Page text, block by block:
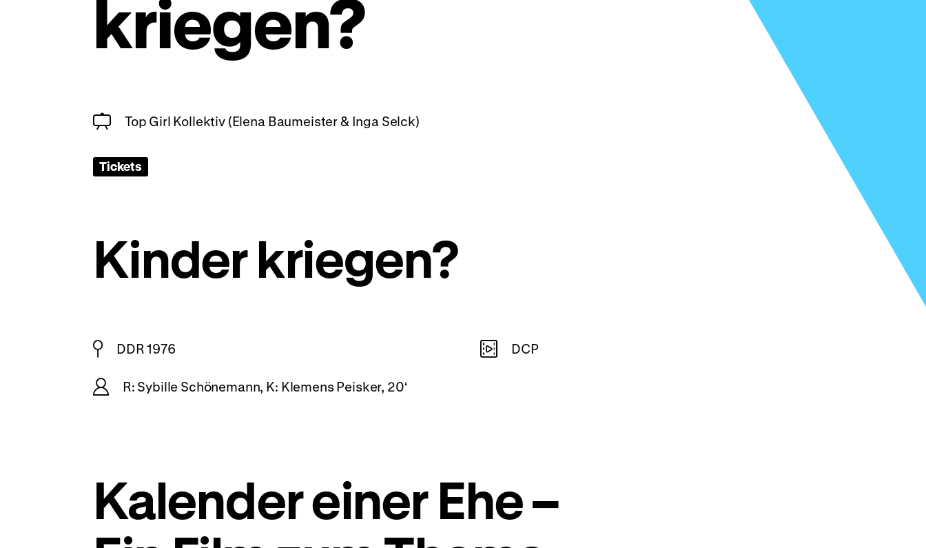
kriegen?
Top Girl Kollektiv (Elena Baumeister & Inga Selck)
Tickets
Kinder kriegen?
DDR 1976 DCP
R: Sybille Schönemann, K: Klemens Peisker, 20‘
Kalender einer Ehe –